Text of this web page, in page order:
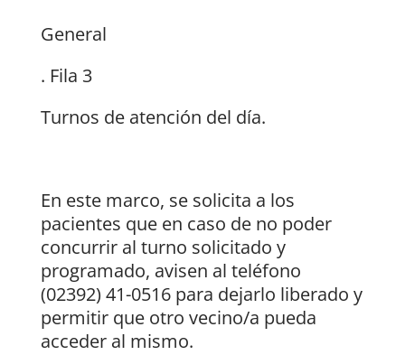
General
. Fila 3
Turnos de atención del día.
En este marco, se solicita a los
pacientes que en caso de no poder
concurrir al turno solicitado y
programado, avisen al teléfono
(02392) 41-0516 para dejarlo liberado y
permitir que otro vecino/a pueda
acceder al mismo.